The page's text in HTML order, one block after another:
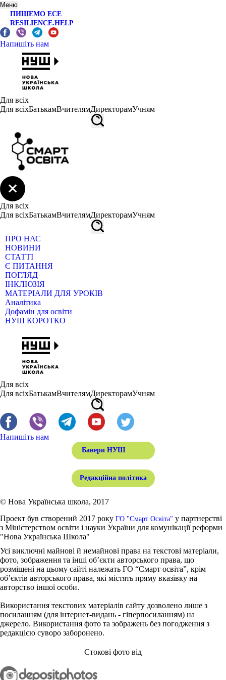
Меню
ПИШЕМО ЕСЕ
RESILIENCE.HELP
Напишіть нам
Для всіх
Для всіхБатькамВчителямДиректорамУчням
Для всіх
Для всіхБатькамВчителямДиректорамУчням
ПРО НАС
НОВИНИ
СТАТТІ
Є ПИТАННЯ
ПОГЛЯД
ІНКЛЮЗІЯ
МАТЕРІАЛИ ДЛЯ УРОКІВ
Аналітика
Дофамін для освіти
НУШ КОРОТКО
Для всіх
Для всіхБатькамВчителямДиректорамУчням
Напишіть нам
Банери НУШ
Редакційна політика
© Нова Українська школа, 2017
Проект був створений 2017 року ГО "Смарт Освіта" у партнерстві
з Міністерством освіти і науки України для комунікації реформи
"Нова Українська Школа"
Усі виключні майнові й немайнові права на текстові матеріали,
фото, зображення та інші об’єкти авторського права, що
розміщені на цьому сайті належать ГО “Смарт освіта”, крім
об’єктів авторського права, які містять пряму вказівку на
авторство іншої особи.
Використання текстових матеріалів сайту дозволено лише з
посиланням (для інтернет-видань - гіперпосиланням) на
джерело. Використання фото та зображень без погодження з
редакцією суворо заборонено.
Стокові фото від